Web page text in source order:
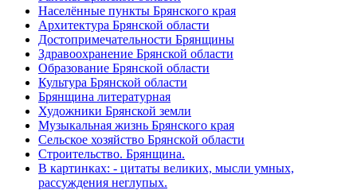
Населённые пункты Брянского края
Архитектура Брянской области
Достопримечательности Брянщины
Здравоохранение Брянской области
Образование Брянской области
Культура Брянской области
Брянщина литературная
Художники Брянской земли
Музыкальная жизнь Брянского края
Сельское хозяйство Брянской области
Строительство. Брянщина.
В картинках: - цитаты великих, мысли умных,
рассуждения неглупых.